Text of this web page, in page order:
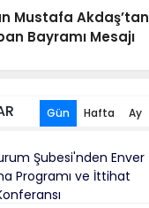
Mustafa Akdaş’tan
Bayramı Mesajı
Gün Hafta Ay
Şubesi'nden Enver
Programı ve İttihat